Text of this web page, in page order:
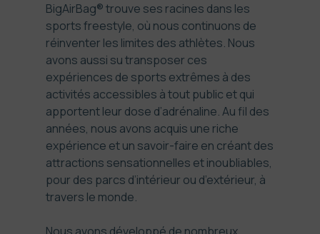
BigAirBag® trouve ses racines dans les
sports freestyle, où nous continuons de
réinventer les limites des athlètes. Nous
avons aussi su transposer ces
expériences de sports extrêmes à des
activités accessibles à tout public et qui
apportent leur dose d’adrénaline. Au fil des
années, nous avons acquis une riche
expérience et un savoir-faire en créant des
attractions sensationnelles et inoubliables,
pour des parcs d’intérieur ou d’extérieur, à
travers le monde.